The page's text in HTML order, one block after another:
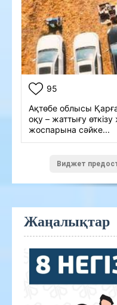
95
Ақтөбе облысы
оқу – жаттығу өткізу
жоспарына сәйке...
Виджет
Жаңалықтар